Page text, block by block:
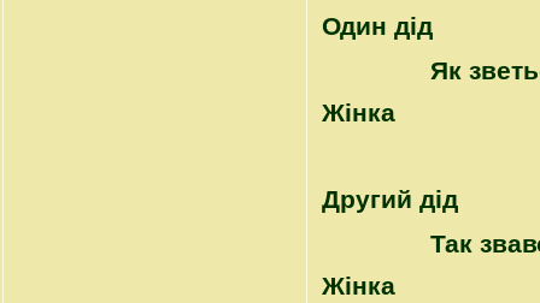
Один дід
Як
Жінка
Другий дід
Так
Жінка